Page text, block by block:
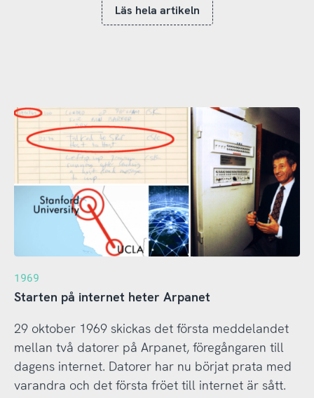
Läs hela artikeln
1969
Starten på internet heter Arpanet
29 oktober 1969 skickas det första meddelandet
mellan två datorer på Arpanet, föregångaren till
dagens internet. Datorer har nu börjat prata med
varandra och det första fröet till internet är sått.